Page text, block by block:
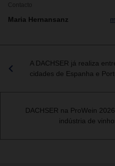
Contacto
Maria Hernansanz
A DACHSER já realiza
cidades de Espanha e
DACHSER na ProWein
indústria de